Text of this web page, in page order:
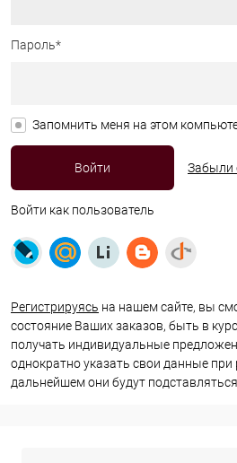
Пароль*
Запомнить меня на этом
Забыли
Войти как пользователь
Регистрируясь на нашем сайте, вы
состояние Ваших заказов, быть в
получать индивидуальные
однократно указать свои данные при
дальнейшем они будут